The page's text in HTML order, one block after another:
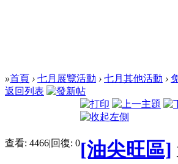
»首頁 › 七月展覽活動 › 七月其他活動 ›
返回列表
查看: 4466|回復: 0[油尖旺區]